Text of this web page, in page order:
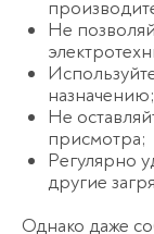
Не
назначению;
Не
присмотра;
Регулярно
другие
Однако даже